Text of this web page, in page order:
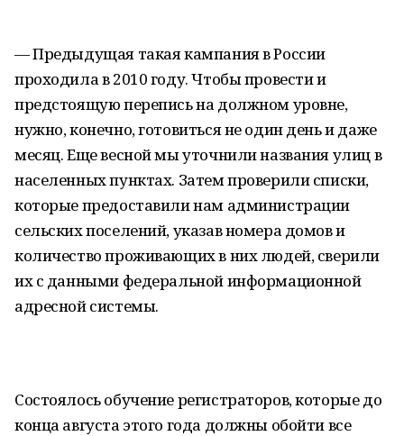
— Предыдущая такая кампания в России
проходила в 2010 году. Чтобы провести и
предстоящую перепись на должном уровне,
нужно, конечно, готовиться не один день и даже
месяц. Еще весной мы уточнили названия улиц в
населенных пунктах. Затем проверили списки,
которые предоставили нам администрации
сельских поселений, указав номера домов и
количество проживающих в них людей, сверили
их с данными федеральной информационной
адресной системы.
Состоялось обучение регистраторов, которые до
конца августа этого года должны обойти все